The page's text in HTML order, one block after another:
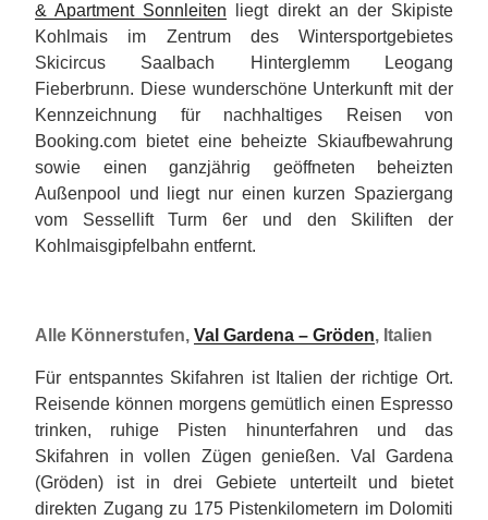
& Apartment Sonnleiten liegt direkt an der Skipiste
Kohlmais im Zentrum des Wintersportgebietes
Skicircus Saalbach Hinterglemm Leogang
Fieberbrunn. Diese wunderschöne Unterkunft mit der
Kennzeichnung für nachhaltiges Reisen von
Booking.com bietet eine beheizte Skiaufbewahrung
sowie einen ganzjährig geöffneten beheizten
Außenpool und liegt nur einen kurzen Spaziergang
vom Sessellift Turm 6er und den Skiliften der
Kohlmaisgipfelbahn entfernt.
Alle Könnerstufen, Val Gardena – Gröden, Italien
Für entspanntes Skifahren ist Italien der richtige Ort.
Reisende können morgens gemütlich einen Espresso
trinken, ruhige Pisten hinunterfahren und das
Skifahren in vollen Zügen genießen. Val Gardena
(Gröden) ist in drei Gebiete unterteilt und bietet
direkten Zugang zu 175 Pistenkilometern im Dolomiti